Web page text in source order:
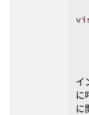
イ
に
に